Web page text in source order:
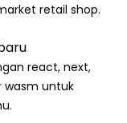
retail shop.
react, next,
wasm untuk